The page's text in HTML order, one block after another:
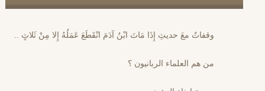
وقفاتٌ معَ حديثِ إِذَا مَاتَ ابْنُ آدَمَ انْقَطَعَ عَمَلُهُ إِلا مِنْ ثَلاثٍ ..
من هم العلماء الربانيون ؟